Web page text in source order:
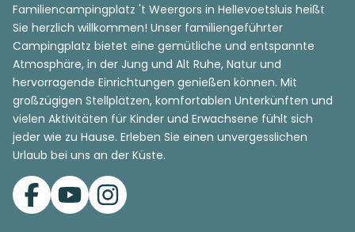
Familiencampingplatz 't Weergors in Hellevoetsluis heißt
Sie herzlich willkommen! Unser familiengeführter
Campingplatz bietet eine gemütliche und entspannte
Atmosphäre, in der Jung und Alt Ruhe, Natur und
hervorragende Einrichtungen genießen können. Mit
großzügigen Stellplätzen, komfortablen Unterkünften und
vielen Aktivitäten für Kinder und Erwachsene fühlt sich
jeder wie zu Hause. Erleben Sie einen unvergesslichen
Urlaub bei uns an der Küste.